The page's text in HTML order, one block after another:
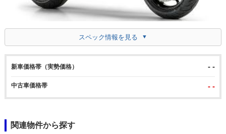
スペック情報を見る
新車価格帯（実勢価格） - -
中古車価格帯 - -
関連物件から探す